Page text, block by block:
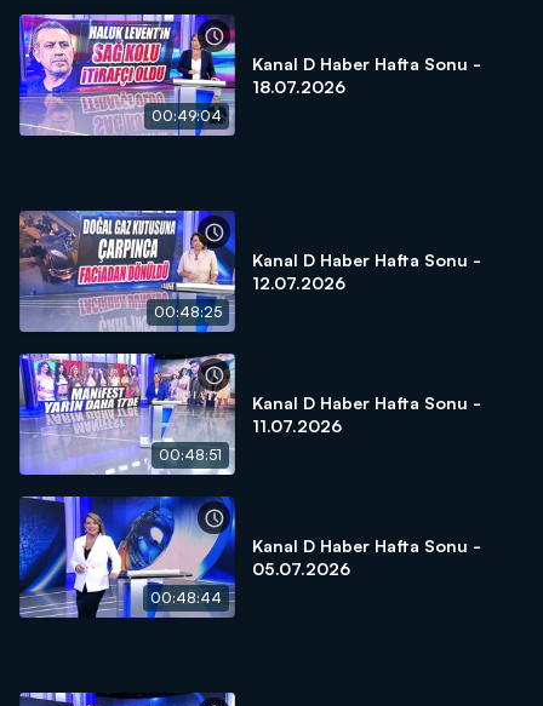
00:49:04
Kanal D Haber Hafta Sonu -
18.07.2026
00:48:25
Kanal D Haber Hafta Sonu -
12.07.2026
00:48:51
Kanal D Haber Hafta Sonu -
11.07.2026
00:48:44
Kanal D Haber Hafta Sonu -
05.07.2026